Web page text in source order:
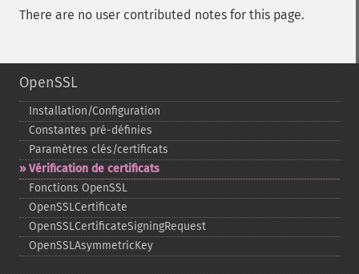
There are no user contributed notes for this page.
OpenSSL
Installation/Configuration
Constantes pré-​définies
Paramètres clés/certificats
Vérification de certificats
Fonctions OpenSSL
OpenSSLCertificate
OpenSSLCertificateSigningRequest
OpenSSLAsymmetricKey